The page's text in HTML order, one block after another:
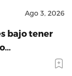
Ago 3, 2026
bajo tener